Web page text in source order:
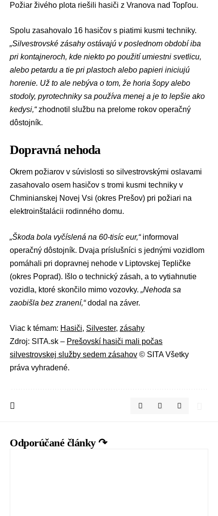
Požiar živého plota riešili hasiči z Vranova nad Topľou.
Spolu zasahovalo 16 hasičov s piatimi kusmi techniky.
„Silvestrovské zásahy ostávajú v poslednom období iba
pri kontajneroch, kde niekto po použití umiestni svetlicu,
alebo petardu a tie pri plastoch alebo papieri iniciujú
horenie. Už to ale nebýva o tom, že horia šopy alebo
stodoly, pyrotechniky sa používa menej a je to lepšie ako
kedysi,“zhodnotil službu na prelome rokov operačný
dôstojník.
Dopravná nehoda
Okrem požiarov v súvislosti so silvestrovskými oslavami
zasahovalo osem hasičov s tromi kusmi techniky v
Chminianskej Novej Vsi (okres Prešov) pri požiari na
elektroinštalácii rodinného domu.
„Škoda bola vyčíslená na 60-tisíc eur,“informoval
operačný dôstojník. Dvaja príslušníci s jednými vozidlom
pomáhali pri dopravnej nehode v Liptovskej Tepličke
(okres Poprad). Išlo o technický zásah, a to vytiahnutie
vozidla, ktoré skončilo mimo vozovky. „Nehoda sa
zaobišla bez zranení,“dodal na záver.
Viac k témam: Hasiči, Silvester, zásahy
Zdroj: SITA.sk – Prešovskí hasiči mali počas
silvestrovskej služby sedem zásahov © SITA Všetky
práva vyhradené.
Odporúčané články ↷